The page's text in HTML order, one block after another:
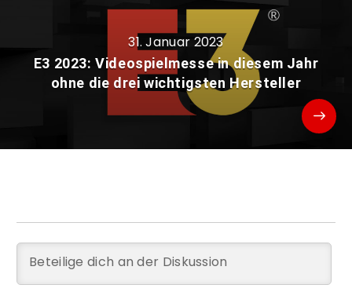
31. Januar 2023
E3 2023: Videospielmesse in diesem Jahr
ohne die drei wichtigsten Hersteller